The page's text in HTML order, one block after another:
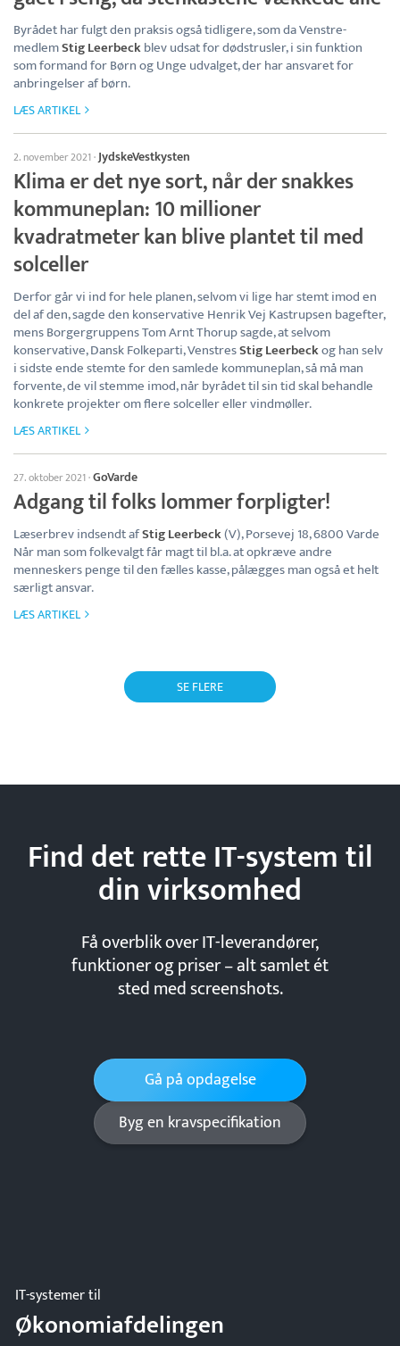
Byrådet har fulgt den praksis også tidligere, som da Venstre-
medlemStig Leerbeckblev udsat for dødstrusler, i sin funktion
som formand for Børn og Unge udvalget, der har ansvaret for
anbringelser af børn.
LÆS ARTIKEL
2. november 2021·JydskeVestkysten
Klima er det nye sort, når der snakkes
kommuneplan: 10 millioner
kvadratmeter kan blive plantet til med
solceller
Derfor går vi ind for hele planen, selvom vi lige har stemt imod en
del af den, sagde den konservative Henrik Vej Kastrupsen bagefter,
mens Borgergruppens Tom Arnt Thorup sagde, at selvom
konservative, Dansk Folkeparti, VenstresStig Leerbeckog han selv
i sidste ende stemte for den samlede kommuneplan, så må man
forvente, de vil stemme imod, når byrådet til sin tid skal behandle
konkrete projekter om flere solceller eller vindmøller.
LÆS ARTIKEL
27. oktober 2021·GoVarde
Adgang til folks lommer forpligter!
Læserbrev indsendt afStig Leerbeck(V), Porsevej 18, 6800 Varde
Når man som folkevalgt får magt til bl.a. at opkræve andre
menneskers penge til den fælles kasse, pålægges man også et helt
særligt ansvar.
LÆS ARTIKEL
SE FLERE
Find det rette IT-system til
dinvirksomhed
Få overblik over IT-leverandører,
funktioner og priser – alt samlet ét
sted med screenshots.
Gå på opdagelse
Byg en kravspecifikation
IT-systemer til
Økonomiafdelingen